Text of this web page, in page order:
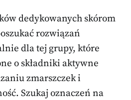
dedykowanych skórom
rozwiązań
dla tej grupy, które
o składniki aktywne
zmarszczek i
Szukaj oznaczeń na